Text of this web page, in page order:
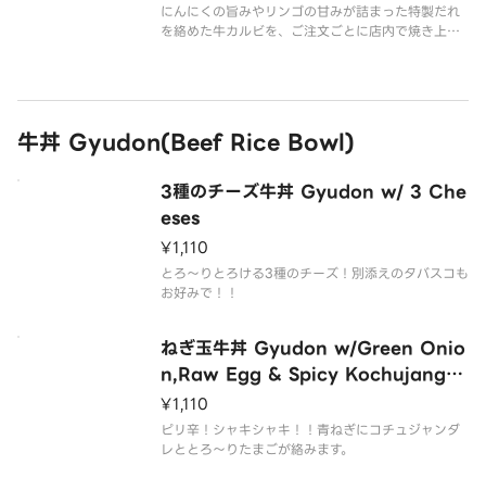
にんにくの旨みやリンゴの甘みが詰まった特製だれ
を絡めた牛カルビを、ご注文ごとに店内で焼き上げ
牛丼 Gyudon(Beef Rice Bowl)
3種のチーズ牛丼 Gyudon w/ 3 Che
eses
¥1,110
とろ～りとろける3種のチーズ！別添えのタバスコも
お好みで！！
ねぎ玉牛丼 Gyudon w/Green Onio
n,Raw Egg & Spicy Kochujang S
auce
¥1,110
ピリ辛！シャキシャキ！！青ねぎにコチュジャンダ
レととろ～りたまごが絡みます。